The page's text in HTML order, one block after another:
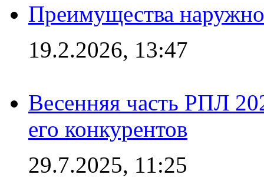
Преимущества
19.2.2026, 13:47
Весенняя часть РПЛ
его конкурентов
29.7.2025, 11:25